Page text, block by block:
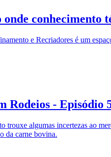
onde conhecimento
e Recriadores é um
Rodeios -
trouxe algumas incertezas ao
da carne bovina.